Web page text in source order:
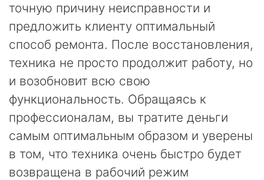
точную причину неисправности и
предложить клиенту оптимальный
способ ремонта. После восстановления,
техника не просто продолжит работу, но
и возобновит всю свою
функциональность. Обращаясь к
профессионалам, вы тратите деньги
самым оптимальным образом и уверены
в том, что техника очень быстро будет
возвращена в рабочий режим